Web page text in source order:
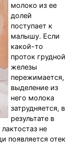
молоко из ее
долей
поступает к
малышу. Если
какой-то
проток грудной
железы
пережимается,
выделение из
него молока
затрудняется, в
результате в
не
появляется отек